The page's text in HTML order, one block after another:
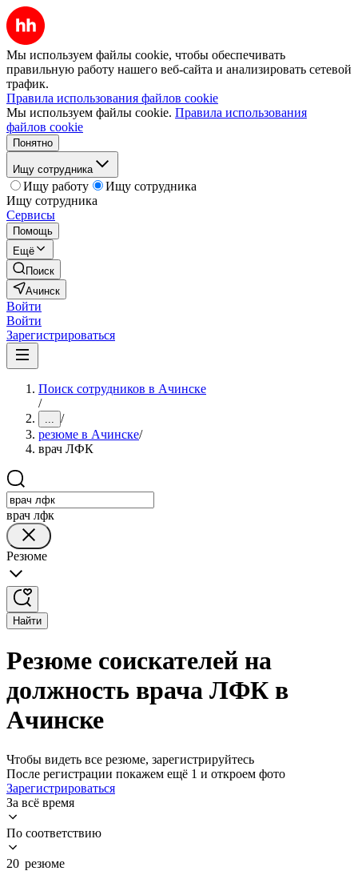
Мы используем файлы cookie, чтобы обеспечивать
правильную работу нашего веб-сайта и анализировать сетевой
трафик.
Правила использования файлов cookie
Мы используем файлы cookie. Правила использования
файлов cookie
Понятно
Ищу сотрудника
Ищу работу
Ищу сотрудника
Ищу сотрудника
Сервисы
Помощь
Ещё
Поиск
Ачинск
Войти
Войти
Зарегистрироваться
Поиск сотрудников в Ачинске
/
... /
резюме в Ачинске/
врач ЛФК
врач лфк
Резюме
Найти
Резюме соискателей на
должность врача ЛФК в
Ачинске
Чтобы видеть все резюме, зарегистрируйтесь
После регистрации покажем ещё 1 и откроем фото
Зарегистрироваться
За всё время
По соответствию
20 резюме